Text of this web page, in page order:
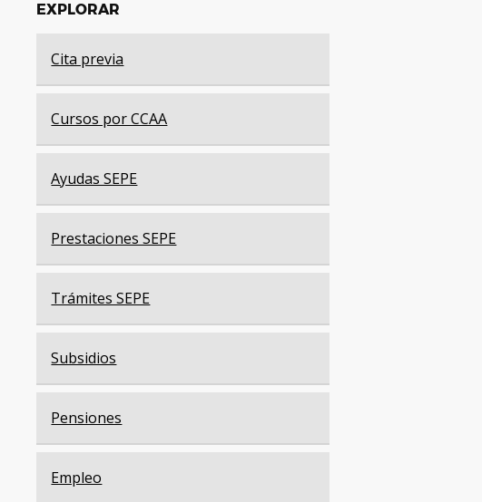
EXPLORAR
Cita previa
Cursos por CCAA
Ayudas SEPE
Prestaciones SEPE
Trámites SEPE
Subsidios
Pensiones
Empleo